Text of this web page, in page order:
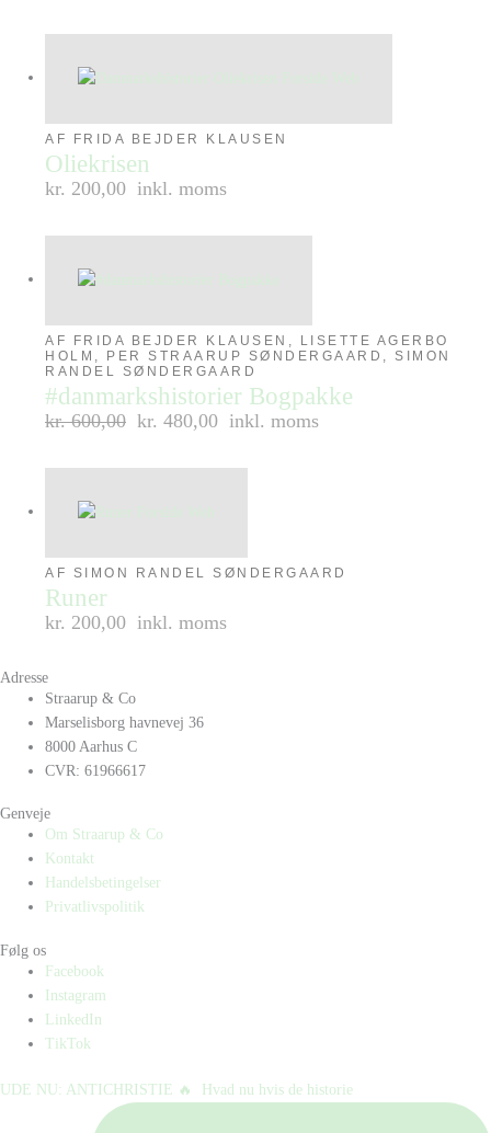
AF FRIDA BEJDER KLAUSEN
Oliekrisen
kr. 200,00 inkl. moms
AF FRIDA BEJDER KLAUSEN, LISETTE AGERBO
HOLM, PER STRAARUP SØNDERGAARD, SIMON
RANDEL SØNDERGAARD
#danmarkshistorier Bogpakke
kr.600,00 kr. 480,00 inkl. moms
AF SIMON RANDEL SØNDERGAARD
Runer
kr. 200,00 inkl. moms
Adresse
Straarup & Co
Marselisborg havnevej 36
8000 Aarhus C
CVR: 61966617
Genveje
Om Straarup & Co
Kontakt
Handelsbetingelser
Privatlivspolitik
Følg os
Facebook
Instagram
LinkedIn
TikTok
UDE NU: ANTICHRISTIE 🔥⁠ ⁠ Hvad nu hvis de historie